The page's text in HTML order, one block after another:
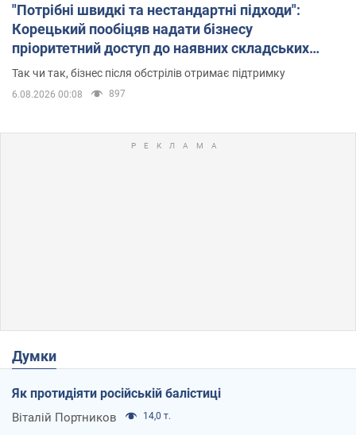
"Потрібні швидкі та нестандартні підходи":
Корецький пообіцяв надати бізнесу
пріоритетний доступ до наявних складських
приміщень
Так чи так, бізнес після обстрілів отримає підтримку
6.08.2026 00:08 897
Думки
Як протидіяти російській балістиці
Віталій Портников 14,0 т.